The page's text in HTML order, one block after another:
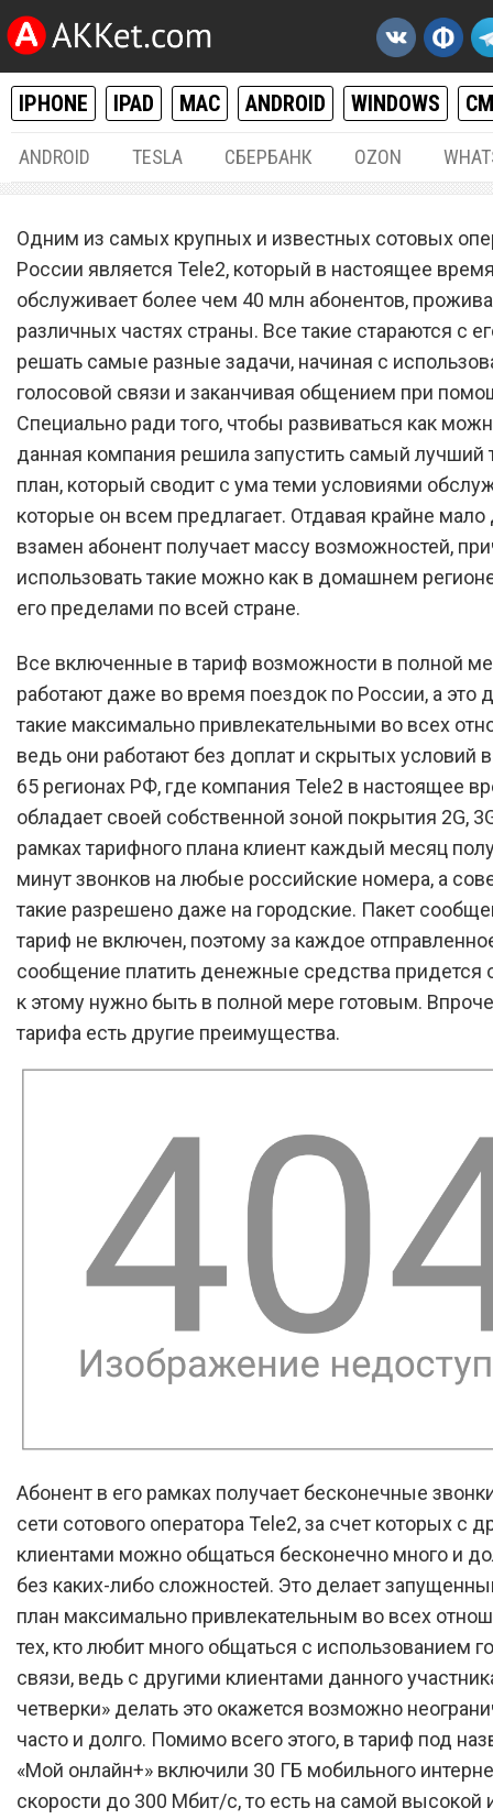
IPHONE IPAD MAC ANDROID WINDOWS
ANDROID TESLA СБЕРБАНК OZON
Сотовый оператор Tele2
запустил самый лучший
тарифный план, который
сводит с ума
Одним из самых крупных и известных сотовых
России является Tele2, который в настоящее
обслуживает более чем 40 млн абонентов,
различных частях страны. Все такие стараются с
решать самые разные задачи, начиная с
голосовой связи и заканчивая общением при
Специально ради того, чтобы развиваться как
данная компания решила запустить самый лучший
план, который сводит с ума теми условиями
которые он всем предлагает. Отдавая крайне мало
взамен абонент получает массу возможностей,
использовать такие можно как в домашнем
его пределами по всей стране.
Все включенные в тариф возможности в полной
работают даже во время поездок по России, а это
такие максимально привлекательными во всех
ведь они работают без доплат и скрытых условий
65 регионах РФ, где компания Tele2 в настоящее
обладает своей собственной зоной покрытия 2G,
рамках тарифного плана клиент каждый месяц
минут звонков на любые российские номера, а
такие разрешено даже на городские. Пакет
тариф не включен, поэтому за каждое
сообщение платить денежные средства придется
к этому нужно быть в полной мере готовым.
тарифа есть другие преимущества.
Абонент в его рамках получает бесконечные
сети сотового оператора Tele2, за счет которых с
клиентами можно общаться бесконечно много и
без каких-либо сложностей. Это делает
план максимально привлекательным во всех
тех, кто любит много общаться с использованием
связи, ведь с другими клиентами данного
четверки» делать это окажется возможно
часто и долго. Помимо всего этого, в тариф под
«Мой онлайн+» включили 30 ГБ мобильного
скорости до 300 Мбит/с, то есть на самой высокой